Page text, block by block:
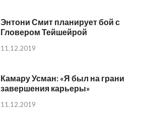
Энтони Смит планирует бой с
Гловером Тейшейрой
11.12.2019
Камару Усман: «Я был на грани
завершения карьеры»
11.12.2019